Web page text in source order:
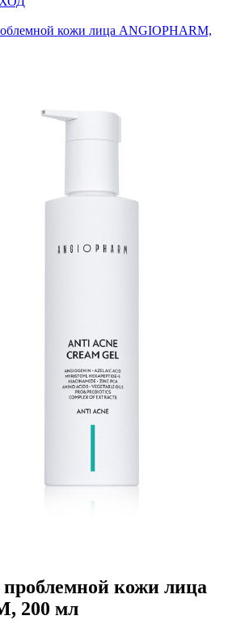
кожи лица ANGIOPHARM,
кожи лица
200 мл